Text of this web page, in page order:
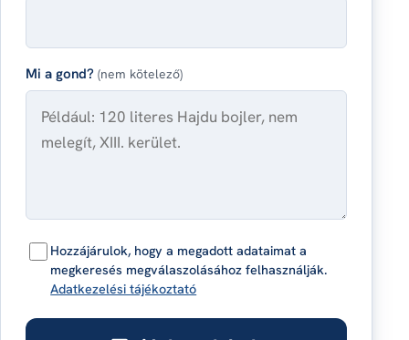
Mi a gond?(nem kötelező)
Hozzájárulok, hogy a megadott adataimat a
megkeresés megválaszolásához felhasználják.
Adatkezelési tájékoztató